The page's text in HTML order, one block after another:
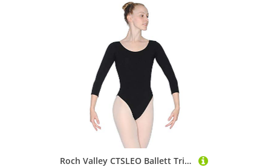
Roch Valley CTSLEO Ballett Trikot mit 3/4 Ärmeln Schwarz 14 (40)